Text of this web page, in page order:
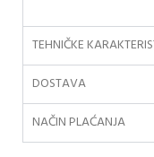
TEHNIČKE
DOSTAVA
NAČIN PLAĆANJA